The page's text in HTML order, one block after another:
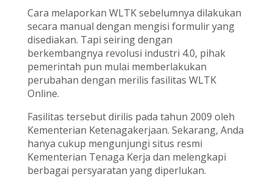
Cara melaporkan WLTK sebelumnya dilakukan
secara manual dengan mengisi formulir yang
disediakan. Tapi seiring dengan
berkembangnya revolusi industri 4.0, pihak
pemerintah pun mulai memberlakukan
perubahan dengan merilis fasilitas WLTK
Online.
Fasilitas tersebut dirilis pada tahun 2009 oleh
Kementerian Ketenagakerjaan. Sekarang, Anda
hanya cukup mengunjungi situs resmi
Kementerian Tenaga Kerja dan melengkapi
berbagai persyaratan yang diperlukan.